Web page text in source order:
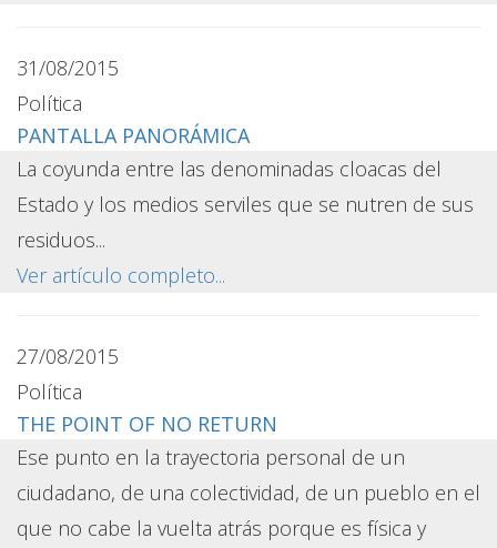
31/08/2015
Política
PANTALLA PANORÁMICA
La coyunda entre las denominadas cloacas del
Estado y los medios serviles que se nutren de sus
residuos...
Ver artículo completo...
27/08/2015
Política
THE POINT OF NO RETURN
Ese punto en la trayectoria personal de un
ciudadano, de una colectividad, de un pueblo en el
que no cabe la vuelta atrás porque es física y